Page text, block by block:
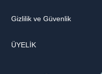
Gizlilik ve Güvenlik
ÜYELİK